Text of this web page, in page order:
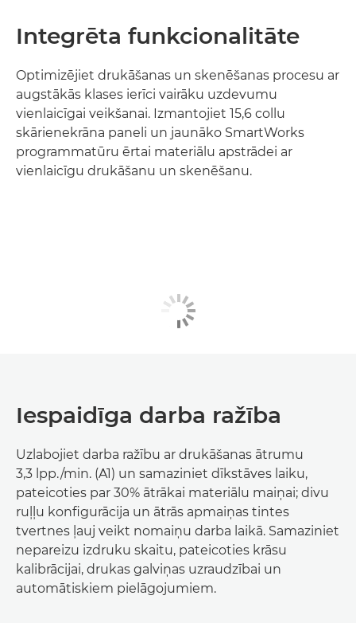
Integrēta funkcionalitāte
Optimizējiet drukāšanas un skenēšanas procesu ar
augstākās klases ierīci vairāku uzdevumu
vienlaicīgai veikšanai. Izmantojiet 15,6 collu
skārienekrāna paneli un jaunāko SmartWorks
programmatūru ērtai materiālu apstrādei ar
vienlaicīgu drukāšanu un skenēšanu.
Iespaidīga darba ražība
Uzlabojiet darba ražību ar drukāšanas ātrumu
3,3 lpp./min. (A1) un samaziniet dīkstāves laiku,
pateicoties par 30% ātrākai materiālu maiņai; divu
ruļļu konfigurācija un ātrās apmaiņas tintes
tvertnes ļauj veikt nomaiņu darba laikā. Samaziniet
nepareizu izdruku skaitu, pateicoties krāsu
kalibrācijai, drukas galviņas uzraudzībai un
automātiskiem pielāgojumiem.